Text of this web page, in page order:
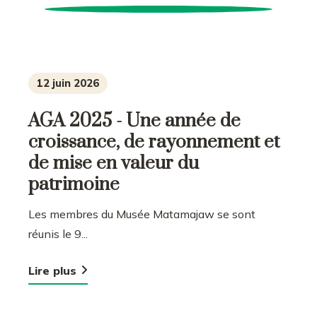
12 juin 2026
AGA 2025 - Une année de
croissance, de rayonnement et
de mise en valeur du
patrimoine
Les membres du Musée Matamajaw se sont
réunis le 9...
Lire plus